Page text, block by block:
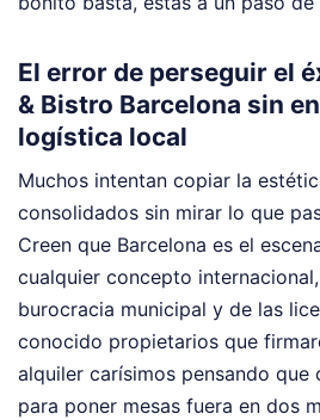
El error de perseguir el
& Bistro Barcelona sin
logística local
Muchos intentan copiar la
consolidados sin mirar lo que
Creen que Barcelona es el
cualquier concepto
burocracia municipal y de las
conocido propietarios que
alquiler carísimos pensando que
para poner mesas fuera en dos